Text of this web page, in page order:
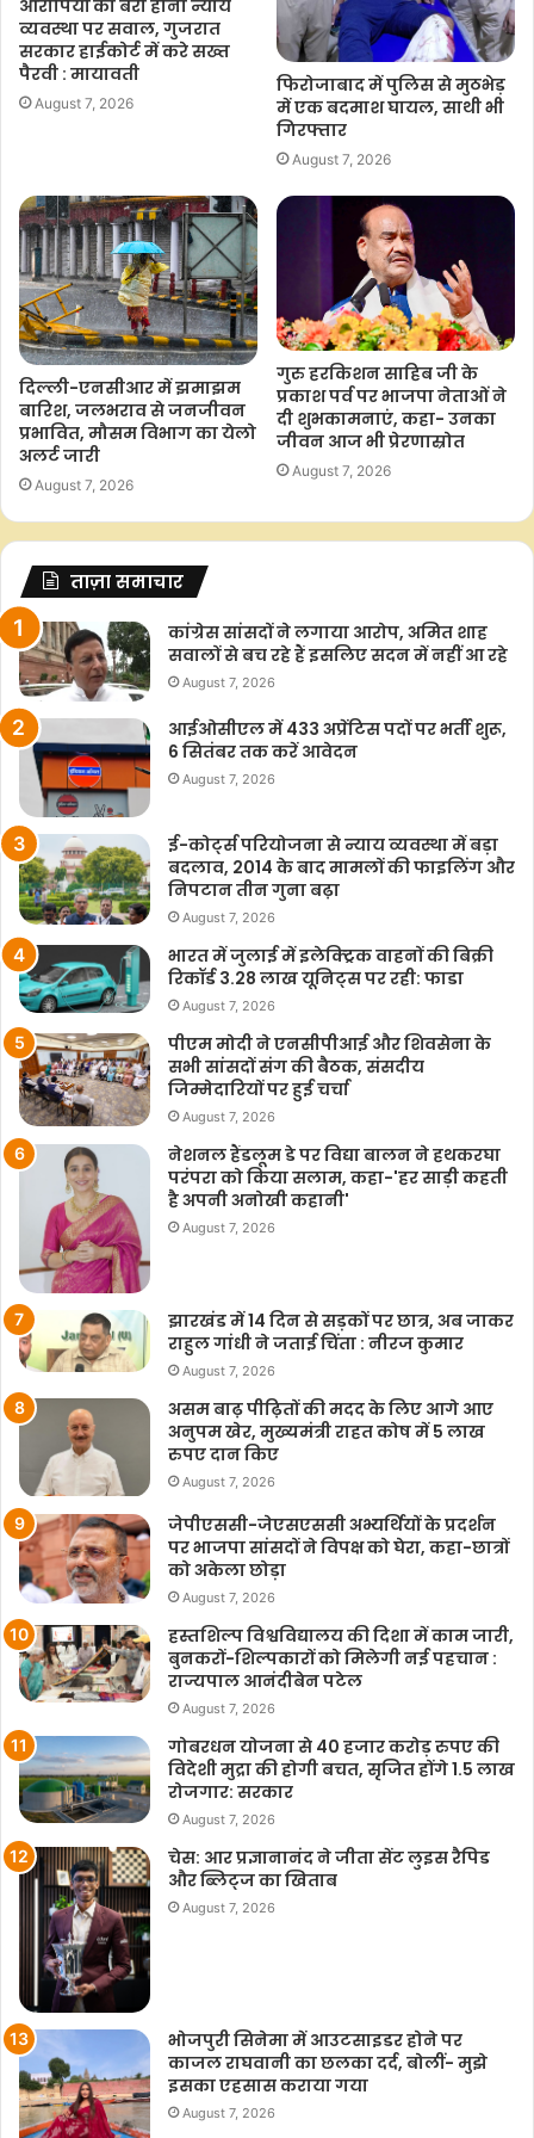
आरोपियों का बरी होना न्याय
व्यवस्था पर सवाल, गुजरात
सरकार हाईकोर्ट में करे सख्त
पैरवी : मायावती
August 7, 2026
फिरोजाबाद में पुलिस से मुठभेड़
में एक बदमाश घायल, साथी भी
गिरफ्तार
August 7, 2026
दिल्ली-एनसीआर में झमाझम
बारिश, जलभराव से जनजीवन
प्रभावित, मौसम विभाग का येलो
अलर्ट जारी
August 7, 2026
गुरु हरकिशन साहिब जी के
प्रकाश पर्व पर भाजपा नेताओं ने
दी शुभकामनाएं, कहा- उनका
जीवन आज भी प्रेरणास्रोत
August 7, 2026
ताज़ा समाचार
कांग्रेस सांसदों ने लगाया आरोप, अमित शाह
सवालों से बच रहे हैं इसलिए सदन में नहीं आ रहे
August 7, 2026
आईओसीएल में 433 अप्रेंटिस पदों पर भर्ती शुरू,
6 सितंबर तक करें आवेदन
August 7, 2026
ई-कोर्ट्स परियोजना से न्याय व्यवस्था में बड़ा
बदलाव, 2014 के बाद मामलों की फाइलिंग और
निपटान तीन गुना बढ़ा
August 7, 2026
भारत में जुलाई में इलेक्ट्रिक वाहनों की बिक्री
रिकॉर्ड 3.28 लाख यूनिट्स पर रही: फाडा
August 7, 2026
पीएम मोदी ने एनसीपीआई और शिवसेना के
सभी सांसदों संग की बैठक, संसदीय
जिम्मेदारियों पर हुई चर्चा
August 7, 2026
नेशनल हैंडलूम डे पर विद्या बालन ने हथकरघा
परंपरा को किया सलाम, कहा-'हर साड़ी कहती
है अपनी अनोखी कहानी'
August 7, 2026
झारखंड में 14 दिन से सड़कों पर छात्र, अब जाकर
राहुल गांधी ने जताई चिंता : नीरज कुमार
August 7, 2026
असम बाढ़ पीढ़ितों की मदद के लिए आगे आए
अनुपम खेर, मुख्यमंत्री राहत कोष में 5 लाख
रुपए दान किए
August 7, 2026
जेपीएससी-जेएसएससी अभ्यर्थियों के प्रदर्शन
पर भाजपा सांसदों ने विपक्ष को घेरा, कहा-छात्रों
को अकेला छोड़ा
August 7, 2026
हस्तशिल्प विश्वविद्यालय की दिशा में काम जारी,
बुनकरों-शिल्पकारों को मिलेगी नई पहचान :
राज्यपाल आनंदीबेन पटेल
August 7, 2026
गोबरधन योजना से 40 हजार करोड़ रुपए की
विदेशी मुद्रा की होगी बचत, सृजित होंगे 1.5 लाख
रोजगार: सरकार
August 7, 2026
चेस: आर प्रज्ञानानंद ने जीता सेंट लुइस रैपिड
और ब्लिट्ज का खिताब
August 7, 2026
भोजपुरी सिनेमा में आउटसाइडर होने पर
काजल राघवानी का छलका दर्द, बोलीं- मुझे
इसका एहसास कराया गया
August 7, 2026